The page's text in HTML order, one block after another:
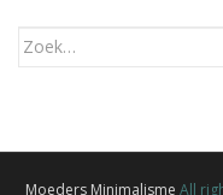
Zoek
Moeders Minimalisme All